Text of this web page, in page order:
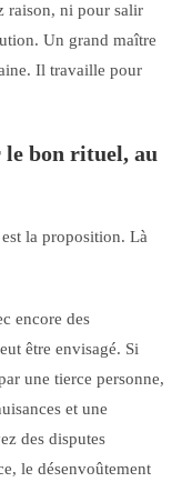
raison, ni pour salir
Un grand maître
Il travaille pour
bon rituel, au
la proposition. Là
encore des
être envisagé. Si
une tierce personne,
et une
des disputes
le désenvoûtement